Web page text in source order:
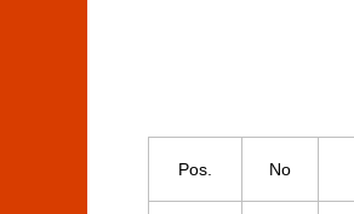
Pos. No